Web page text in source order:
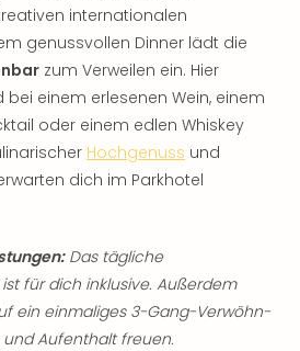
internationalen
genussvollen Dinner lädt die
zum Verweilen ein. Hier
einem erlesenen Wein, einem
oder einem edlen Whiskey
Hochgenuss und
dich im Parkhotel
Das tägliche
für dich inklusive. Außerdem
ein einmaliges 3-Gang-Verwöhn-
Aufenthalt freuen.